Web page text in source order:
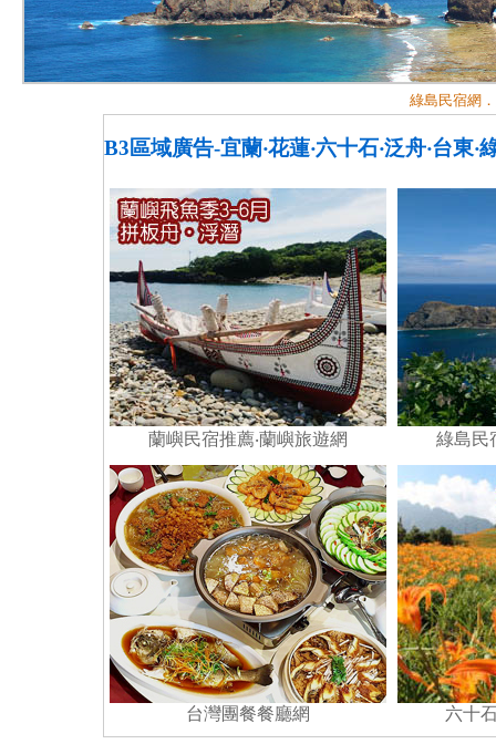
綠島民宿網
B3區域廣告-宜蘭‧花蓮‧六十石‧泛舟‧台東‧
蘭嶼民宿推薦‧蘭嶼旅遊網 綠島民
台灣團餐餐廳網 六十